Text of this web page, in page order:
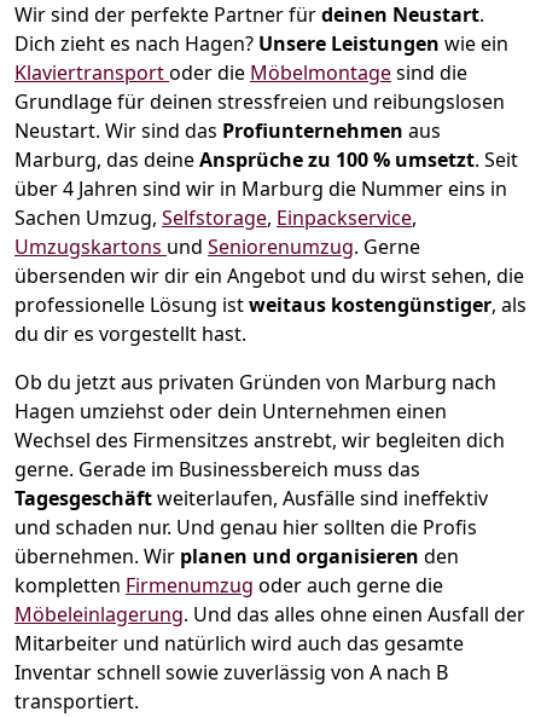
Wir sind der perfekte Partner fürdeinen Neustart.
Dich zieht es nach Hagen? Unsere Leistungen wie ein
Klaviertransportoder die Möbelmontagesind die
Grundlage für deinen stressfreien und reibungslosen
Neustart. Wir sind das Profiunternehmen aus
Marburg, das deineAnsprüche zu 100 % umsetzt. Seit
über 4 Jahren sind wir in Marburg die Nummer eins in
Sachen Umzug, Selfstorage, Einpackservice,
Umzugskartons und Seniorenumzug. Gerne
übersenden wir dir ein Angebot und du wirst sehen, die
professionelle Lösung istweitaus kostengünstiger, als
du dir es vorgestellt hast.
Ob du jetzt aus privaten Gründen von Marburg nach
Hagen umziehst oder dein Unternehmen einen
Wechsel des Firmensitzes anstrebt, wir begleiten dich
gerne. Gerade im Businessbereich muss das
Tagesgeschäftweiterlaufen, Ausfälle sind ineffektiv
und schaden nur. Und genau hier sollten die Profis
übernehmen. Wir planen und organisieren den
kompletten Firmenumzug oder auch gerne die
Möbeleinlagerung. Und das alles ohne einen Ausfall der
Mitarbeiter und natürlich wird auch das gesamte
Inventar schnell sowie zuverlässig von A nach B
transportiert.